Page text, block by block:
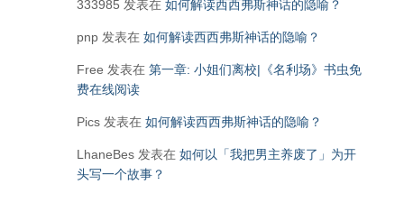
333985 发表在 如何解读西西弗斯神话的隐喻？
pnp 发表在 如何解读西西弗斯神话的隐喻？
Free 发表在 第一章: 小姐们离校|《名利场》书虫免
费在线阅读
Pics 发表在 如何解读西西弗斯神话的隐喻？
LhaneBes 发表在 如何以「我把男主养废了」为开
头写一个故事？